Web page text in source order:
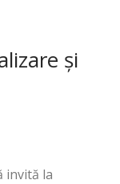
şi
invită la